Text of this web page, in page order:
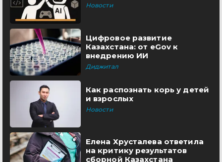
Новости
Цифровое развитие
Казахстана: от eGov к
внедрению ИИ
Диджитал
Как распознать корь у детей
и взрослых
Новости
Елена Хрусталева ответила
на критику результатов
сборной Казахстана